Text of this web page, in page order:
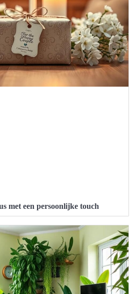
met een persoonlijke touch